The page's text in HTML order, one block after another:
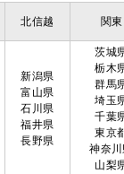
北信越 関東
新潟県
富山県
石川県
福井県
長野県
茨城
栃木
群馬
埼玉
千葉
東京
神奈
山梨